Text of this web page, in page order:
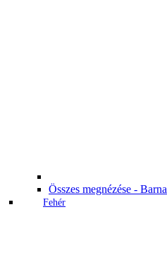
Összes megnézése - Barna
Fehér